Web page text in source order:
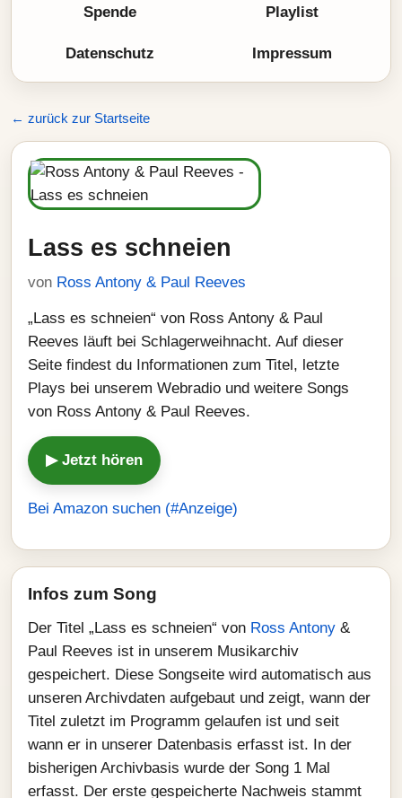
Spende Playlist
Datenschutz Impressum
← zurück zur Startseite
Lass es schneien
von Ross Antony & Paul Reeves
„Lass es schneien“ von Ross Antony & Paul
Reeves läuft bei Schlagerweihnacht. Auf dieser
Seite findest du Informationen zum Titel, letzte
Plays bei unserem Webradio und weitere Songs
von Ross Antony & Paul Reeves.
▶ Jetzt hören
Bei Amazon suchen (#Anzeige)
Infos zum Song
Der Titel „Lass es schneien“ von Ross Antony &
Paul Reeves ist in unserem Musikarchiv
gespeichert. Diese Songseite wird automatisch aus
unseren Archivdaten aufgebaut und zeigt, wann der
Titel zuletzt im Programm gelaufen ist und seit
wann er in unserer Datenbasis erfasst ist. In der
bisherigen Archivbasis wurde der Song 1 Mal
erfasst. Der erste gespeicherte Nachweis stammt